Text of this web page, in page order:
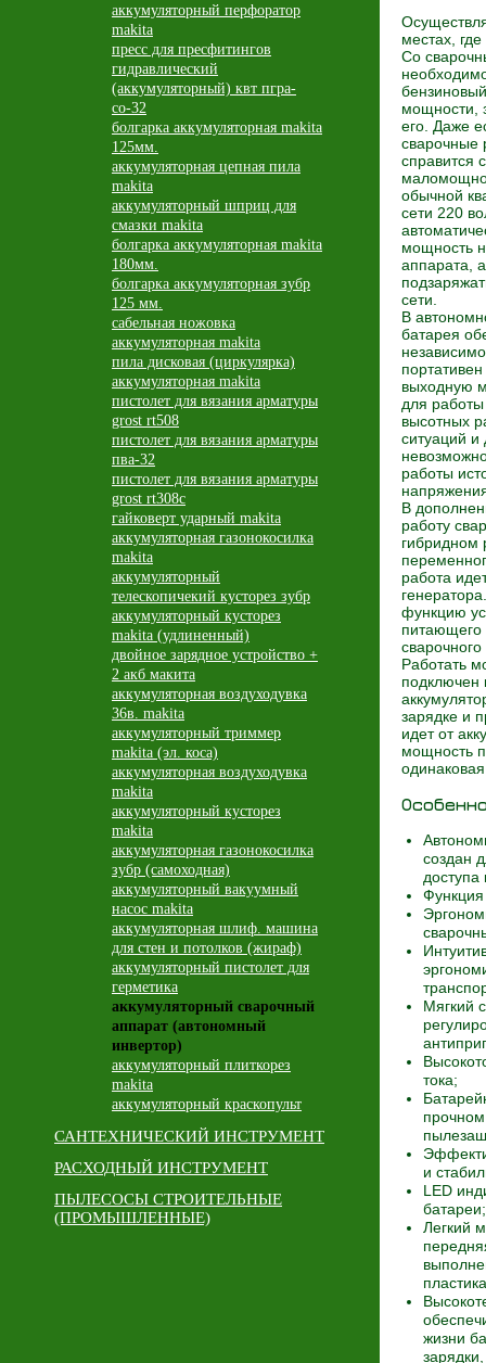
аккумуляторный перфоратор
makita
пресс для пресфитингов
гидравлический
(аккумуляторный) квт пгра-
со-32
болгарка аккумуляторная makita
125мм.
аккумуляторная цепная пила
makita
аккумуляторный шприц для
смазки makita
болгарка аккумуляторная makita
180мм.
болгарка аккумуляторная зубр
125 мм.
сабельная ножовка
аккумуляторная makita
пила дисковая (циркулярка)
аккумуляторная makita
пистолет для вязания арматуры
grost rt508
пистолет для вязания арматуры
пва-32
пистолет для вязания арматуры
grost rt308c
гайковерт ударный makita
аккумуляторная газонокосилка
makita
аккумуляторный
телескопичекий кусторез зубр
аккумуляторный кусторез
makita (удлиненный)
двойное зарядное устройство +
2 акб макита
аккумуляторная воздуходувка
36в. makita
аккумуляторный триммер
makita (эл. коса)
аккумуляторная воздуходувка
makita
аккумуляторный кусторез
makita
аккумуляторная газонокосилка
зубр (самоходная)
аккумуляторный вакуумный
насос makita
аккумуляторная шлиф. машина
для стен и потолков (жираф)
аккумуляторный пистолет для
герметика
аккумуляторный сварочный
аппарат (автономный
инвертор)
аккумуляторный плиткорез
makita
аккумуляторный краскопульт
САНТЕХНИЧЕСКИЙ ИНСТРУМЕНТ
РАСХОДНЫЙ ИНСТРУМЕНТ
ПЫЛЕСОСЫ СТРОИТЕЛЬНЫЕ
(ПРОМЫШЛЕННЫЕ)
местах,
Со
мощности,
его. Даже
сварочные
справится
обычной
сети 220
мощность
аппарата,
сети.
В
батарея
выходную
для работы
высотных
ситуаций и
работы
В
работу
гибридном
работа
функцию
питающего
Работать
подключен
зарядке и
идет от
мощность
создан
доступа
Мягкий
тока;
и
LED
батареи;
Легкий
жизни